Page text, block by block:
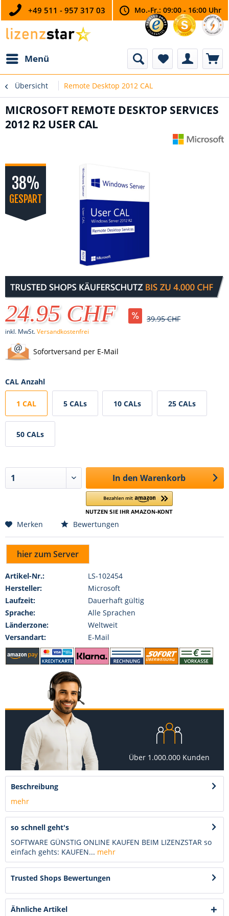
+49 511 - 957 317 03 Mo.-Fr.: 09:00 - 16:00 Uhr
Menü
Übersicht Remote Desktop 2012 CAL
MICROSOFT REMOTE DESKTOP SERVICES
2012 R2 USER CAL
38%
GESPART
24.95 CHF 39.95 CHF
inkl. MwSt.Versandkostenfrei
Sofortversand per E-Mail
CAL Anzahl
1 CAL 5 CALs 10 CALs 25 CALs
50 CALs
In den Warenkorb
Merken Bewertungen
hier zum Server
Artikel-Nr.:
LS-102454
Hersteller:
Microsoft
Laufzeit:
Dauerhaft gültig
Sprache:
Alle Sprachen
Länderzone:
Weltweit
Versandart:
E-Mail
Über 1.000.000 Kunden
Beschreibung
mehr
so schnell geht's
SOFTWARE GÜNSTIG ONLINE KAUFEN BEIM LIZENZSTAR so
einfach gehts: KAUFEN... mehr
Trusted Shops Bewertungen
Ähnliche Artikel